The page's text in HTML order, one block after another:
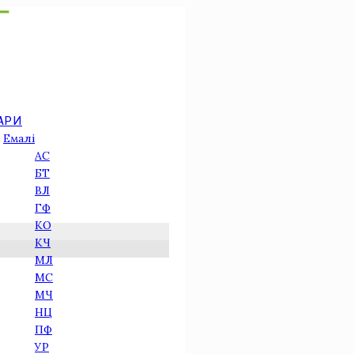
Емалі
АС
БТ
ВЛ
ГФ
КО
КЧ
МЛ
МС
МЧ
НЦ
ПФ
УР